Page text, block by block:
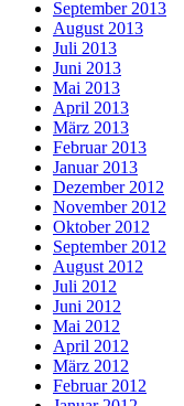
September 2013
August 2013
Juli 2013
Juni 2013
Mai 2013
April 2013
März 2013
Februar 2013
Januar 2013
Dezember 2012
November 2012
Oktober 2012
September 2012
August 2012
Juli 2012
Juni 2012
Mai 2012
April 2012
März 2012
Februar 2012